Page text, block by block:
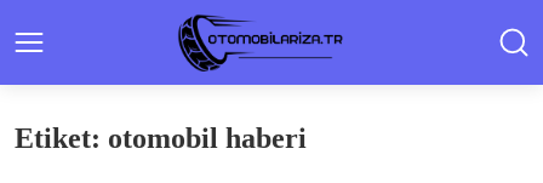
Etiket: otomobil haberi